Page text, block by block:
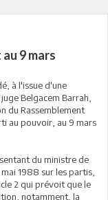
9 mars
à l'issue d'une
Belgacem Barrah,
du Rassemblement
au pouvoir, au 9 mars
du ministre de
1988 sur les partis,
2 qui prévoit que le
notamment, la